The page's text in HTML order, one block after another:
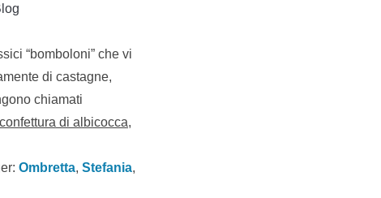
“bomboloni” che vi
di castagne,
chiamati
di albicocca,
Ombretta, Stefania,